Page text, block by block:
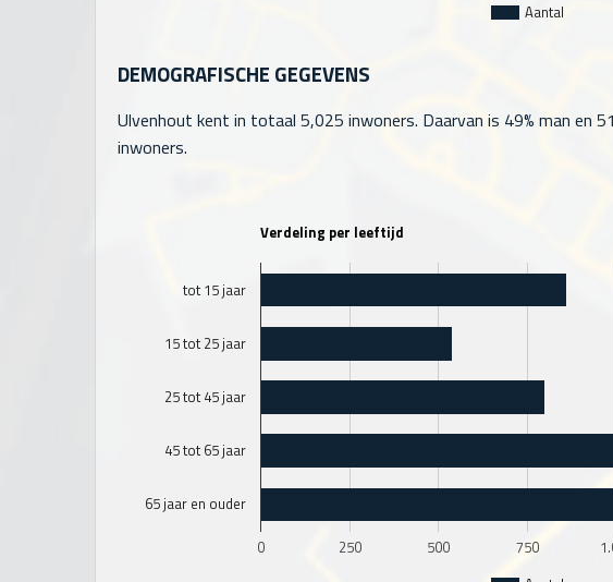
Aantal
DEMOGRAFISCHE GEGEVENS
Ulvenhout kent in totaal 5,025 inwoners. Daarvan is 49% man en
inwoners.
Verdeling per leeftijd
0 250 500 750
tot 15 jaar
15 tot 25 jaar
25 tot 45 jaar
45 tot 65 jaar
65 jaar en ouder